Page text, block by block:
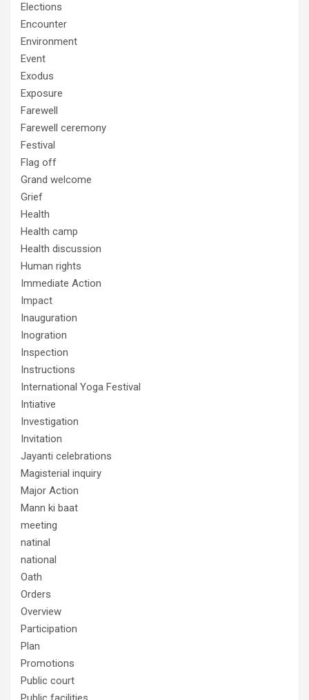
Elections
Encounter
Environment
Event
Exodus
Exposure
Farewell
Farewell ceremony
Festival
Flag off
Grand welcome
Grief
Health
Health camp
Health discussion
Human rights
Immediate Action
Impact
Inauguration
Inogration
Inspection
Instructions
International Yoga Festival
Intiative
Investigation
Invitation
Jayanti celebrations
Magisterial inquiry
Major Action
Mann ki baat
meeting
natinal
national
Oath
Orders
Overview
Participation
Plan
Promotions
Public court